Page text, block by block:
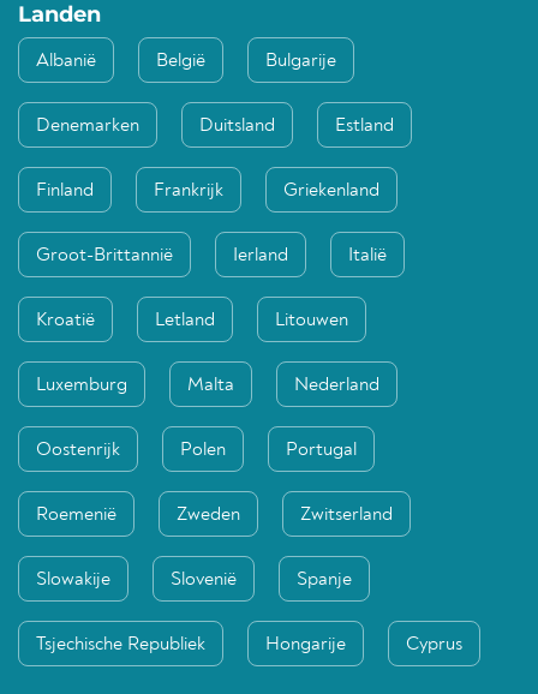
Landen
Albanië België Bulgarije
Denemarken Duitsland Estland
Finland Frankrijk Griekenland
Groot-Brittannië Ierland Italië
Kroatië Letland Litouwen
Luxemburg Malta Nederland
Oostenrijk Polen Portugal
Roemenië Zweden Zwitserland
Slowakije Slovenië Spanje
Tsjechische Republiek Hongarije Cyprus